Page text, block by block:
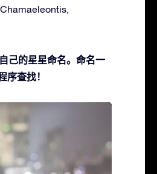
己的星星命名。命名一
查找！